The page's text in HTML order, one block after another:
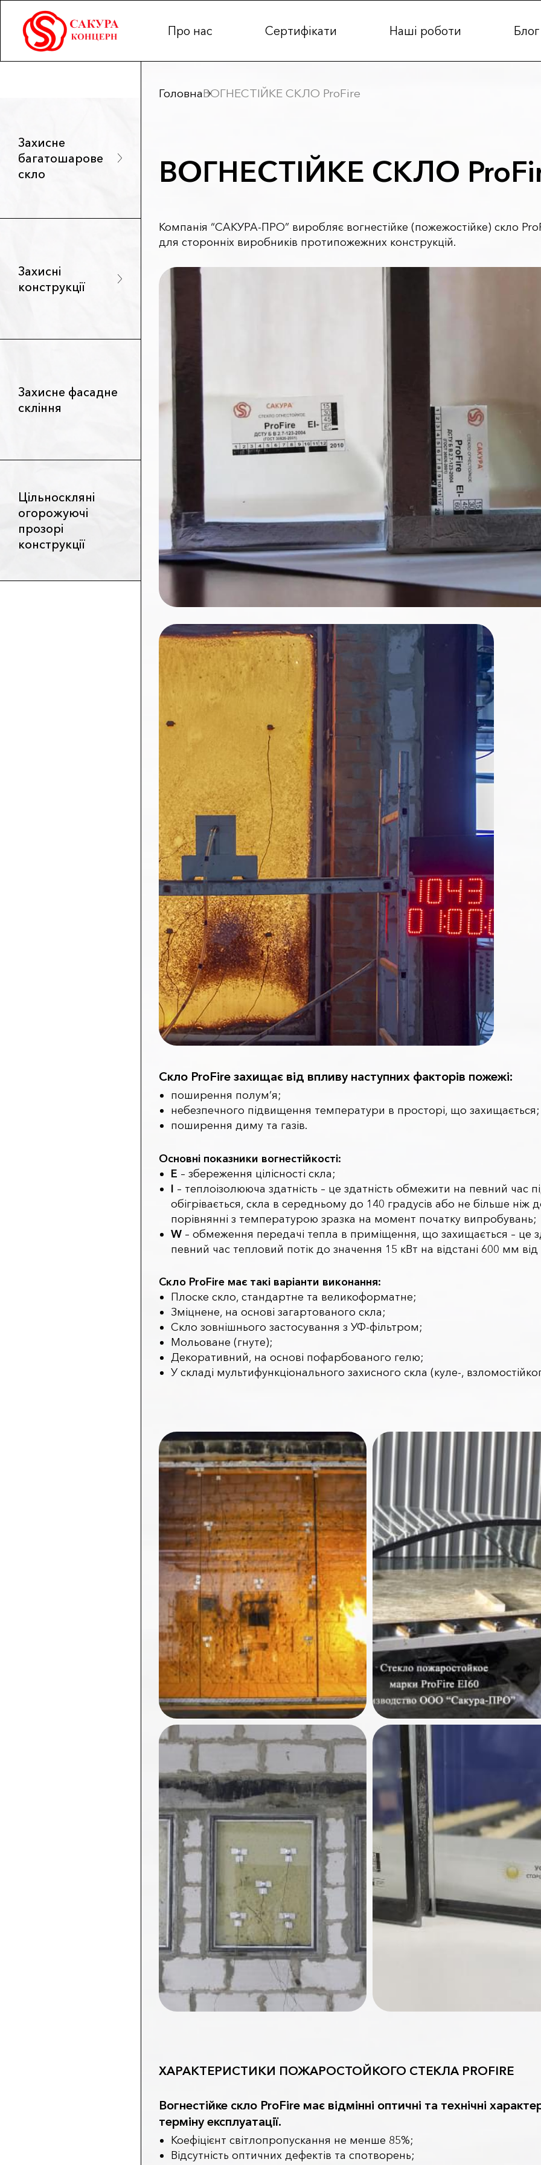
Про нас Сертифікати Наші роботи Блог
Захисне
багатошарове
скло
Захисні
конструкції
Захисне фасадне
скління
Цільноскляні
огорожуючі
прозорі
конструкції
ГоловнаВОГНЕСТІЙКЕ СКЛО ProFire
ВОГНЕСТІЙКЕ СКЛО
Компанія “САКУРА-ПРО” виробляє вогнестійке (пожежостійке) скло
для сторонніх виробників протипожежних конструкцій.
Скло ProFire захищає від впливу наступних факторів пожежі:
поширення полум’я;
небезпечного підвищення температури в просторі, що захищається;
поширення диму та газів.
Основні показники вогнестійкості:
E – збереження цілісності скла;
I – теплоізолююча здатність – це здатність обмежити на певний
обігрівається, скла в середньому до 140 градусів або не більше ніж
порівнянні з температурою зразка на момент початку випробувань;
W – обмеження передачі тепла в приміщення, що захищається – це
певний час тепловий потік до значення 15 кВт на відстані 600 мм
Скло ProFire має такі варіанти виконання:
Плоске скло, стандартне та великоформатне;
Зміцнене, на основі загартованого скла;
Скло зовнішнього застосування з УФ-фільтром;
Мольоване (гнуте);
Декоративний, на основі пофарбованого гелю;
У складі мультифункціонального захисного скла (куле-,
ХАРАКТЕРИСТИКИ ПОЖАРОСТОЙКОГО СТЕКЛА PROFIRE
Вогнестійке скло ProFire має відмінні оптичні та технічні
терміну експлуатації.
Коефіцієнт світлопропускання не менше 85%;
Відсутність оптичних дефектів та спотворень;